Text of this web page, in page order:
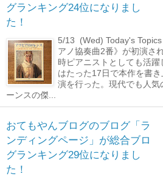
グランキング24位になりまし
た！
5/13 (Wed) Today's
アノ協奏曲2番》が初演さ
時ピアニストとしても活
はたった17日で本作を書
演を行った。現代でも人
ーンスの傑...
おてもやんブログのブログ「ラ
ンディングページ」が総合ブロ
グランキング29位になりまし
た！